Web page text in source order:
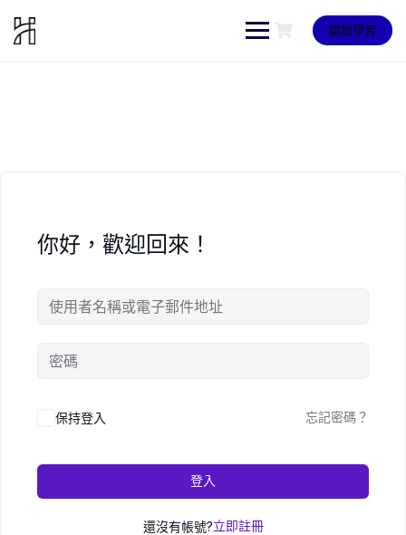
content
開始學習
你好，歡迎回來！
保持登入 忘記密碼？
登入
還沒有帳號?立即註冊